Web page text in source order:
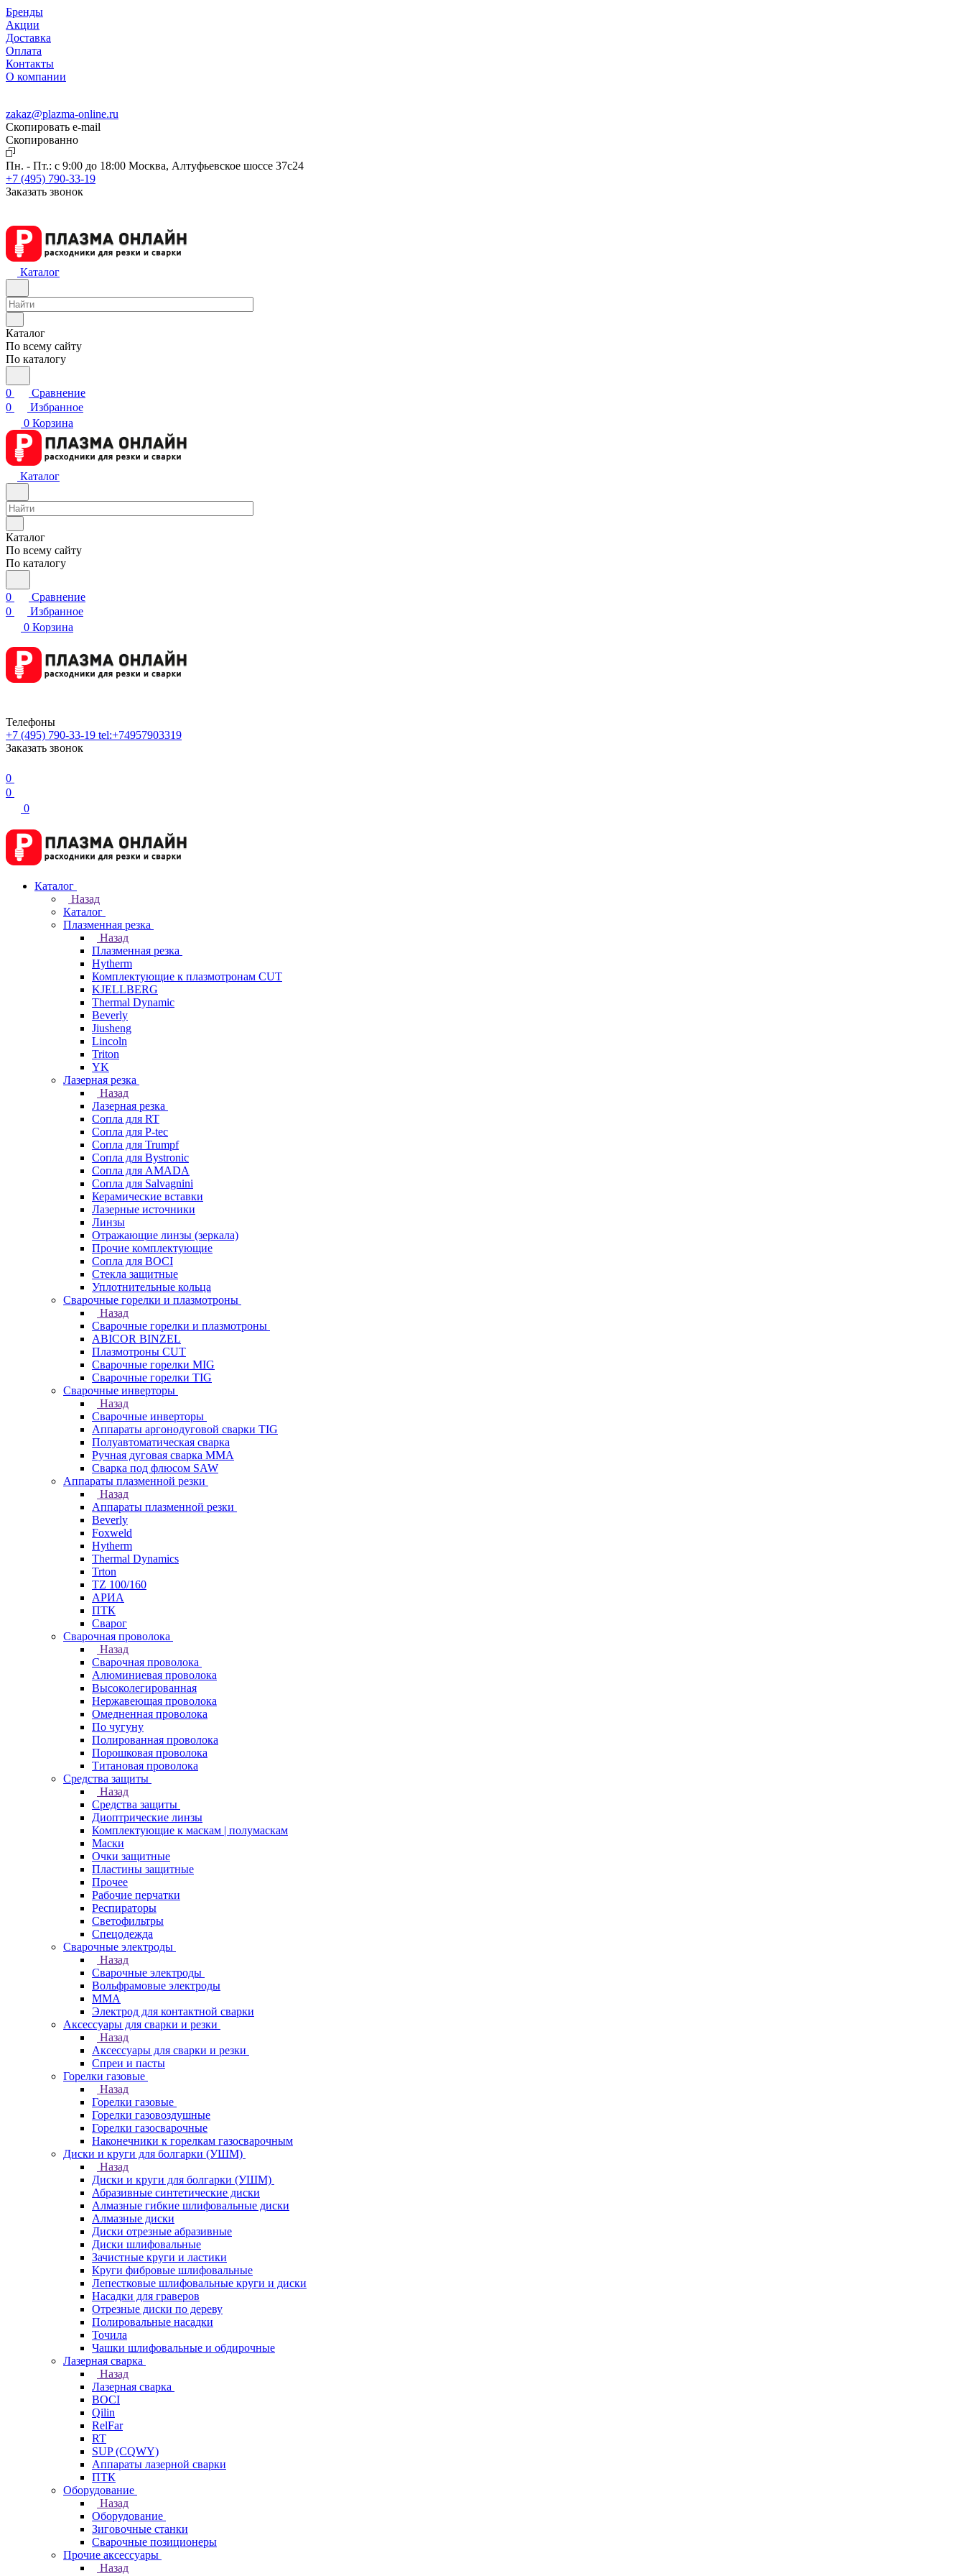
Бренды
Акции
Доставка
Оплата
Контакты
О компании
zakaz@plazma-online.ru
Скопировать e-mail
Cкопированно
Пн. - Пт.: с 9:00 до 18:00 Москва, Алтуфьевское шоссе 37с24
+7 (495) 790-33-19
Заказать звонок
Каталог
Каталог
По всему сайту
По каталогу
0
Сравнение
0
Избранное
0 Корзина
Каталог
Каталог
По всему сайту
По каталогу
0
Сравнение
0
Избранное
0 Корзина
Телефоны
+7 (495) 790-33-19 tel:+74957903319
Заказать звонок
0
0
0
Каталог
Назад
Каталог
Плазменная резка
Назад
Плазменная резка
Hytherm
Комплектующие к плазмотронам CUT
KJELLBERG
Thermal Dynamic
Beverly
Jiusheng
Lincoln
Triton
YK
Лазерная резка
Назад
Лазерная резка
Сопла для RT
Сопла для P-tec
Сопла для Trumpf
Сопла для Bystronic
Сопла для AMADA
Сопла для Salvagnini
Керамические вставки
Лазерные источники
Линзы
Отражающие линзы (зеркала)
Прочие комплектующие
Сопла для BOCI
Стекла защитные
Уплотнительные кольца
Сварочные горелки и плазмотроны
Назад
Сварочные горелки и плазмотроны
ABICOR BINZEL
Плазмотроны CUT
Сварочные горелки MIG
Сварочные горелки TIG
Сварочные инверторы
Назад
Сварочные инверторы
Аппараты аргонодуговой сварки TIG
Полуавтоматическая сварка
Ручная дуговая сварка MMA
Сварка под флюсом SAW
Аппараты плазменной резки
Назад
Аппараты плазменной резки
Beverly
Foxweld
Hytherm
Thermal Dynamics
Trton
TZ 100/160
АРИА
ПТК
Сварог
Сварочная проволока
Назад
Сварочная проволока
Алюминиевая проволока
Высоколегированная
Нержавеющая проволока
Омедненная проволока
По чугуну
Полированная проволока
Порошковая проволока
Титановая проволока
Средства защиты
Назад
Средства защиты
Диоптрические линзы
Комплектующие к маскам | полумаскам
Маски
Очки защитные
Пластины защитные
Прочее
Рабочие перчатки
Респираторы
Светофильтры
Спецодежда
Сварочные электроды
Назад
Сварочные электроды
Вольфрамовые электроды
ММА
Электрод для контактной сварки
Аксессуары для сварки и резки
Назад
Аксессуары для сварки и резки
Спреи и пасты
Горелки газовые
Назад
Горелки газовые
Горелки газовоздушные
Горелки газосварочные
Наконечники к горелкам газосварочным
Диски и круги для болгарки (УШМ)
Назад
Диски и круги для болгарки (УШМ)
Абразивные синтетические диски
Алмазные гибкие шлифовальные диски
Алмазные диски
Диски отрезные абразивные
Диски шлифовальные
Зачистные круги и ластики
Круги фибровые шлифовальные
Лепестковые шлифовальные круги и диски
Насадки для граверов
Отрезные диски по дереву
Полировальные насадки
Точила
Чашки шлифовальные и обдирочные
Лазерная сварка
Назад
Лазерная сварка
BOCI
Qilin
RelFar
RT
SUP (CQWY)
Аппараты лазерной сварки
ПТК
Оборудование
Назад
Оборудование
Зиговочные станки
Сварочные позиционеры
Прочие аксессуары
Назад